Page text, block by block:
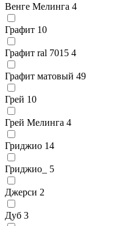
Венге Мелинга 4
Графит 10
Графит ral 7015 4
Графит матовый 49
Грей 10
Грей Мелинга 4
Гриджио 14
Гриджио_ 5
Джерси 2
Дуб 3